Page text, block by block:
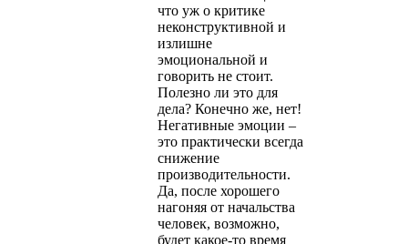
что уж о критике
неконструктивной и
излишне
эмоциональной и
говорить не стоит.
Полезно ли это для
дела? Конечно же, нет!
Негативные эмоции –
это практически всегда
снижение
производительности.
Да, после хорошего
нагоняя от начальства
человек, возможно,
будет какое-то время